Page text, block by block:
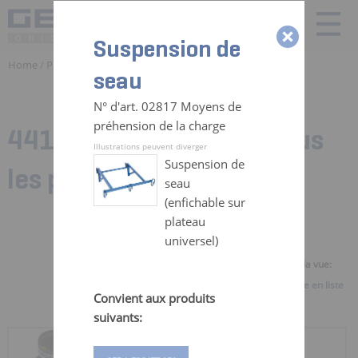
Home Produits / Pieces detachées Monte Materiaux | GEDA
Suspension de
seau
N° d'art. 02817 Moyens de
préhension de la charge
Illustrations peuvent diverger
Suspension de
seau
(enfichable sur
plateau
universel)
Convient aux produits
suivants:
441 Zubehörteile für:
Tous
les produits
Sélectionner la vue:
Vue en liste
RÉCEPTACLE DE